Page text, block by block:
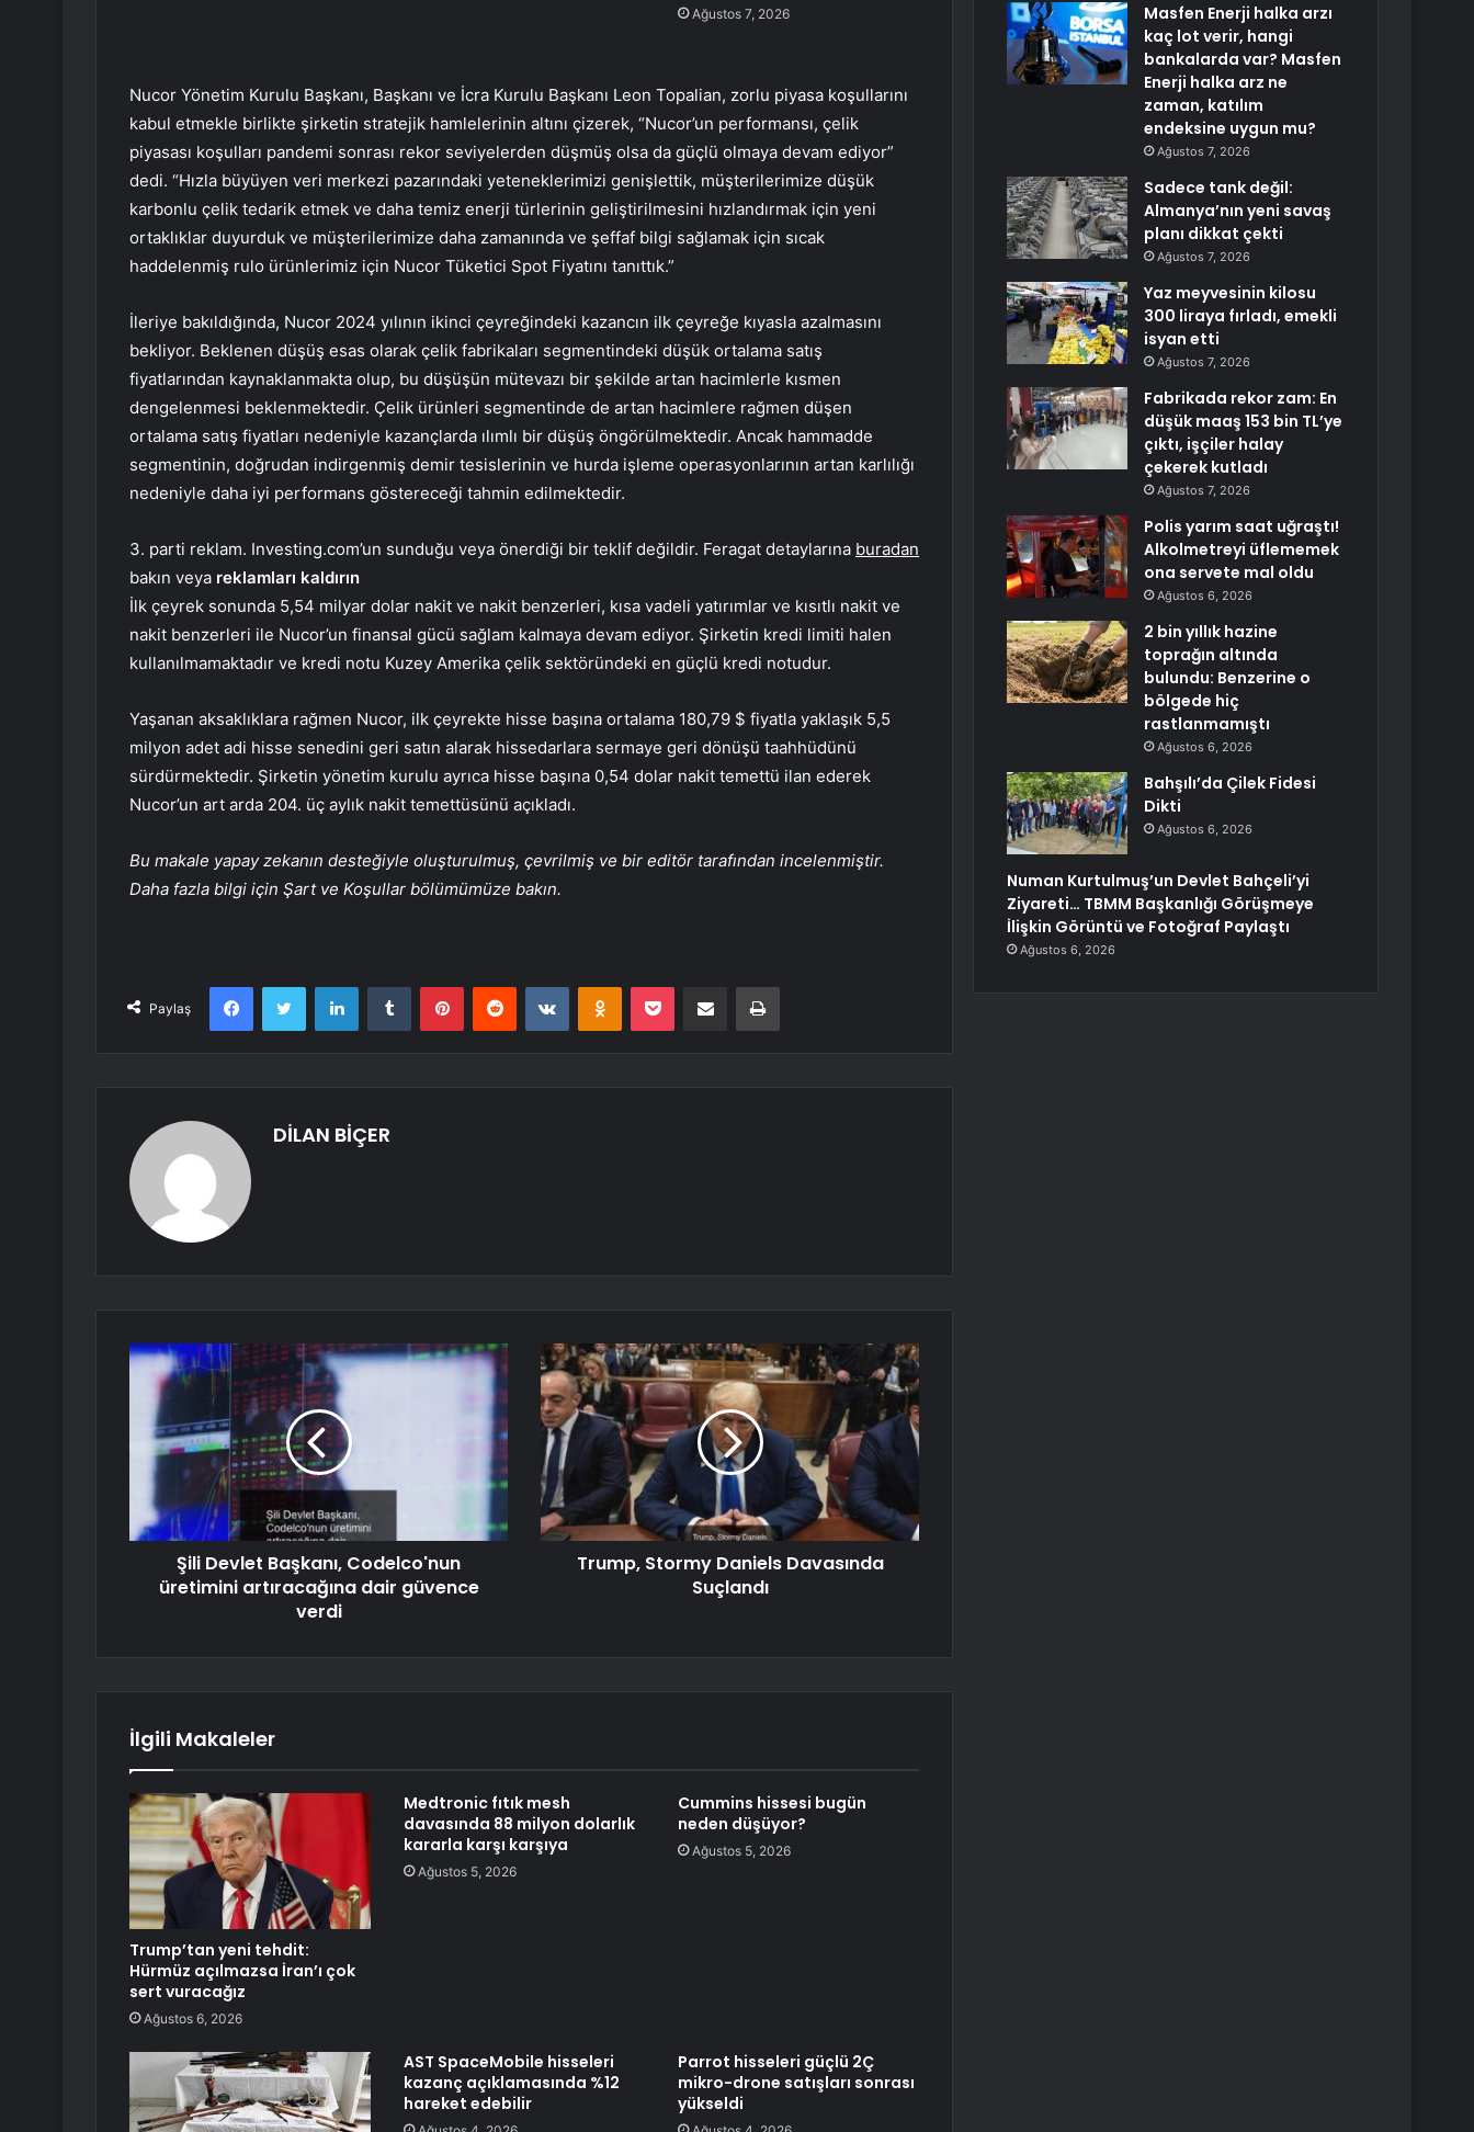
Ağustos 7, 2026
Nucor Yönetim Kurulu Başkanı, Başkanı ve İcra Kurulu Başkanı Leon Topalian, zorlu piyasa koşullarını
kabul etmekle birlikte şirketin stratejik hamlelerinin altını çizerek, “Nucor’un performansı, çelik
piyasası koşulları pandemi sonrası rekor seviyelerden düşmüş olsa da güçlü olmaya devam ediyor”
dedi. “Hızla büyüyen veri merkezi pazarındaki yeteneklerimizi genişlettik, müşterilerimize düşük
karbonlu çelik tedarik etmek ve daha temiz enerji türlerinin geliştirilmesini hızlandırmak için yeni
ortaklıklar duyurduk ve müşterilerimize daha zamanında ve şeffaf bilgi sağlamak için sıcak
haddelenmiş rulo ürünlerimiz için Nucor Tüketici Spot Fiyatını tanıttık.”
İleriye bakıldığında, Nucor 2024 yılının ikinci çeyreğindeki kazancın ilk çeyreğe kıyasla azalmasını
bekliyor. Beklenen düşüş esas olarak çelik fabrikaları segmentindeki düşük ortalama satış
fiyatlarından kaynaklanmakta olup, bu düşüşün mütevazı bir şekilde artan hacimlerle kısmen
dengelenmesi beklenmektedir. Çelik ürünleri segmentinde de artan hacimlere rağmen düşen
ortalama satış fiyatları nedeniyle kazançlarda ılımlı bir düşüş öngörülmektedir. Ancak hammadde
segmentinin, doğrudan indirgenmiş demir tesislerinin ve hurda işleme operasyonlarının artan karlılığı
nedeniyle daha iyi performans göstereceği tahmin edilmektedir.
3. parti reklam. Investing.com’un sunduğu veya önerdiği bir teklif değildir. Feragat detaylarına buradan
bakın veya reklamları kaldırın
İlk çeyrek sonunda 5,54 milyar dolar nakit ve nakit benzerleri, kısa vadeli yatırımlar ve kısıtlı nakit ve
nakit benzerleri ile Nucor’un finansal gücü sağlam kalmaya devam ediyor. Şirketin kredi limiti halen
kullanılmamaktadır ve kredi notu Kuzey Amerika çelik sektöründeki en güçlü kredi notudur.
Yaşanan aksaklıklara rağmen Nucor, ilk çeyrekte hisse başına ortalama 180,79 $ fiyatla yaklaşık 5,5
milyon adet adi hisse senedini geri satın alarak hissedarlara sermaye geri dönüşü taahhüdünü
sürdürmektedir. Şirketin yönetim kurulu ayrıca hisse başına 0,54 dolar nakit temettü ilan ederek
Nucor’un art arda 204. üç aylık nakit temettüsünü açıkladı.
Bu makale yapay zekanın desteğiyle oluşturulmuş, çevrilmiş ve bir editör tarafından incelenmiştir.
Daha fazla bilgi için Şart ve Koşullar bölümümüze bakın.
Paylaş
FacebookTwitter LinkedInTumblr PinterestReddit VKontakteOdnoklassniki
Pocket E-Posta ile paylaş Yazdır
DİLAN BİÇER
Şili Devlet Başkanı, Codelco'nun
üretimini artıracağına dair güvence
verdi
Trump, Stormy Daniels Davasında
Suçlandı
İlgili Makaleler
Trump’tan yeni tehdit:
Hürmüz açılmazsa İran’ı çok
sert vuracağız
Ağustos 6, 2026
Medtronic fıtık mesh
davasında 88 milyon dolarlık
kararla karşı karşıya
Ağustos 5, 2026
Cummins hissesi bugün
neden düşüyor?
Ağustos 5, 2026
AST SpaceMobile hisseleri
kazanç açıklamasında %12
hareket edebilir
Parrot hisseleri güçlü 2Ç
mikro-drone satışları sonrası
yükseldi
Masfen Enerji halka arzı
kaç lot verir, hangi
bankalarda var? Masfen
Enerji halka arz ne
zaman, katılım
endeksine uygun mu?
Ağustos 7, 2026
Sadece tank değil:
Almanya’nın yeni savaş
planı dikkat çekti
Ağustos 7, 2026
Yaz meyvesinin kilosu
300 liraya fırladı, emekli
isyan etti
Ağustos 7, 2026
Fabrikada rekor zam: En
düşük maaş 153 bin TL’ye
çıktı, işçiler halay
çekerek kutladı
Ağustos 7, 2026
Polis yarım saat uğraştı!
Alkolmetreyi üflememek
ona servete mal oldu
Ağustos 6, 2026
2 bin yıllık hazine
toprağın altında
bulundu: Benzerine o
bölgede hiç
rastlanmamıştı
Ağustos 6, 2026
Bahşılı’da Çilek Fidesi
Dikti
Ağustos 6, 2026
Numan Kurtulmuş’un Devlet Bahçeli’yi
Ziyareti… TBMM Başkanlığı Görüşmeye
İlişkin Görüntü ve Fotoğraf Paylaştı
Ağustos 6, 2026